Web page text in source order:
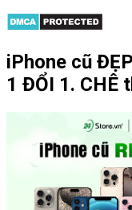
iPhone cũ
1 ĐỔI 1. CHÊ